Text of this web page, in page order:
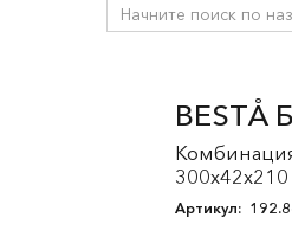
BESTÅ
300x42x210
Артикул: